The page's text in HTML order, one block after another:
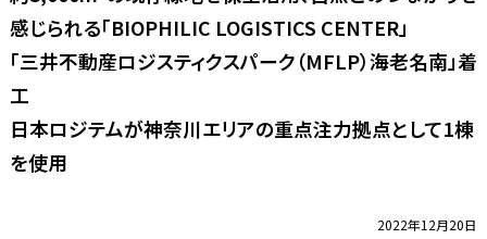
感じられる「BIOPHILIC LOGISTICS CENTER」
「三井不動産ロジスティクスパーク（MFLP）海老名南」着
工
日本ロジテムが神奈川エリアの重点注力拠点として1棟
を使用
2022年12月20日